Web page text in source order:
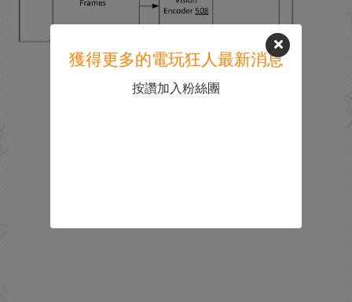
獲得更多的電玩狂人最新消息
按讚加入粉絲團